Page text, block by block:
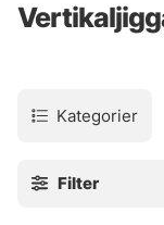
Kategorier
Filter